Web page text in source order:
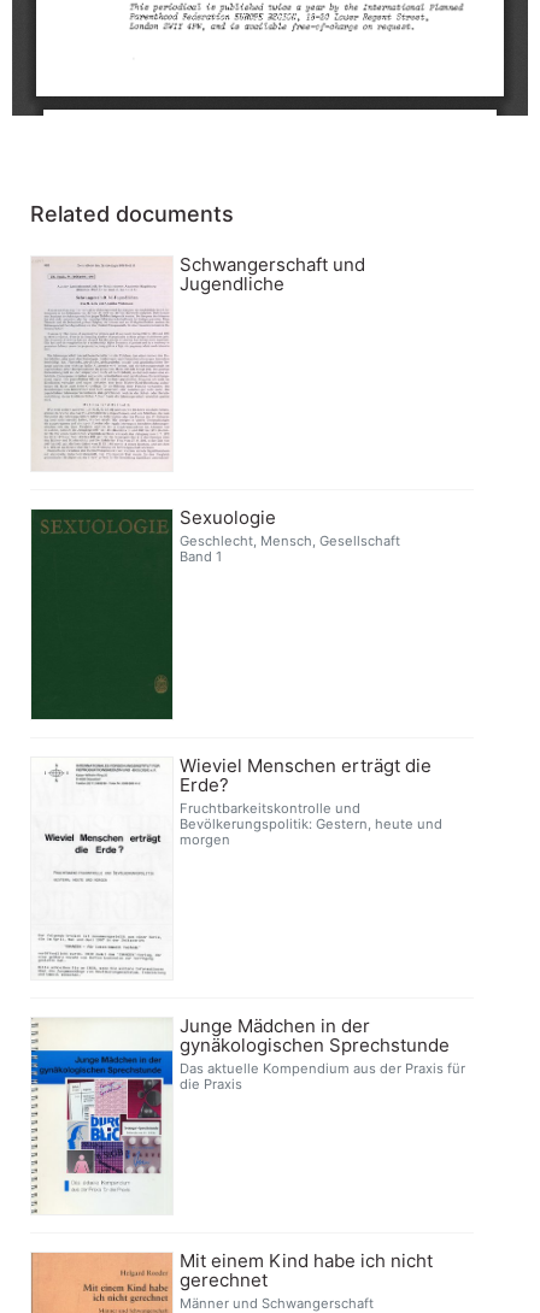
Related documents
Schwangerschaft und
Jugendliche
Sexuologie
Geschlecht, Mensch, Gesellschaft
Band 1
Wieviel Menschen erträgt die
Erde?
Fruchtbarkeitskontrolle und
Bevölkerungspolitik: Gestern, heute und
morgen
Junge Mädchen in der
gynäkologischen Sprechstunde
Das aktuelle Kompendium aus der Praxis für
die Praxis
Mit einem Kind habe ich nicht
gerechnet
Männer und Schwangerschaft